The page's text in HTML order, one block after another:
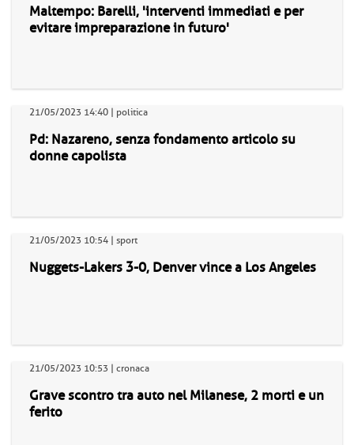
Maltempo: Barelli, 'interventi immediati e per
evitare impreparazione in futuro'
21/05/2023 14:40 | politica
Pd: Nazareno, senza fondamento articolo su
donne capolista
21/05/2023 10:54 | sport
Nuggets-Lakers 3-0, Denver vince a Los Angeles
21/05/2023 10:53 | cronaca
Grave scontro tra auto nel Milanese, 2 morti e un
ferito